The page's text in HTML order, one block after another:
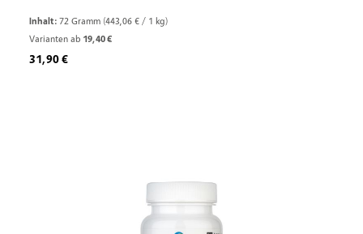
Inhalt: 72 Gramm (443,06 € / 1 kg)
Varianten ab 19,40 €
Regulärer Preis:
31,90 €